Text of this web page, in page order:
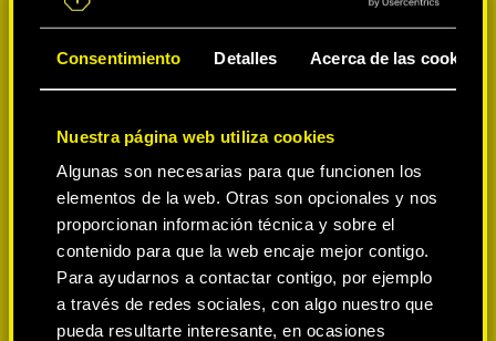
Consentimiento Detalles Acerca de las cookies
Nuestra página web utiliza cookies
Algunas son necesarias para que funcionen los
elementos de la web. Otras son opcionales y nos
proporcionan información técnica y sobre el
contenido para que la web encaje mejor contigo.
Para ayudarnos a contactar contigo, por ejemplo
a través de redes sociales, con algo nuestro que
pueda resultarte interesante, en ocasiones